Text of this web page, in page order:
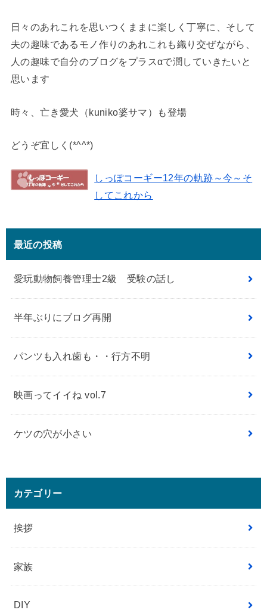
日々のあれこれを思いつくままに楽しく丁寧に、そして
夫の趣味であるモノ作りのあれこれも織り交ぜながら、
人の趣味で自分のブログをプラスαで潤していきたいと
思います
時々、亡き愛犬（kuniko婆サマ）も登場
どうぞ宜しく(*^^*)
しっぽコーギー12年の軌跡～今～そ
してこれから
最近の投稿
愛玩動物飼養管理士2級 受験の話し
半年ぶりにブログ再開
パンツも入れ歯も・・行方不明
映画ってイイね vol.7
ケツの穴が小さい
カテゴリー
挨拶
家族
DIY